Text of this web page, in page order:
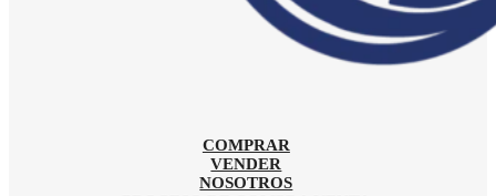
COMPRAR
VENDER
NOSOTROS